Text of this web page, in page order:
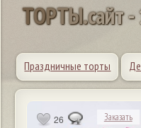
ТОРТЫ.сайт-
Праздничные торты
26 Заказать